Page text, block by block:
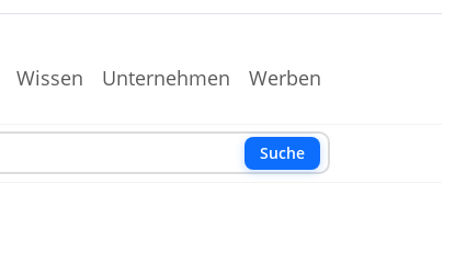
Wissen Unternehmen Werben
Suche